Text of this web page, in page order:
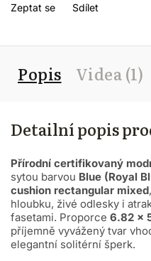
Zeptat se Sdílet
Popis Videa (1)
Detailní popis
Přírodní certifikovaný
sytou barvou Blue (Royal
cushion rectangular mixed
hloubku, živé odlesky i
fasetami. Proporce 6.82 ×
příjemně vyvážený tvar
elegantní solitérní šperk.